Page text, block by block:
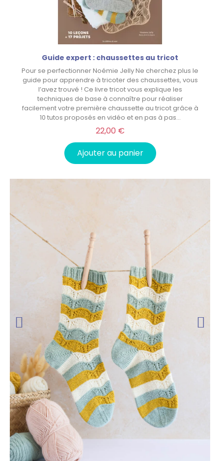
Guide expert : chaussettes au tricot
Pour se perfectionner Noémie Jelly Ne cherchez plus le
guide pour apprendre à tricoter des chaussettes, vous
l’avez trouvé ! Ce livre tricot vous explique les
techniques de base à connaître pour réaliser
facilement votre première chaussette au tricot grâce à
10 tutos proposés en vidéo et en pas à pas…
22,00 €
Ajouter au panier